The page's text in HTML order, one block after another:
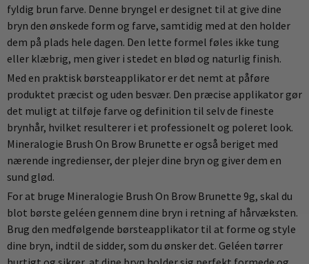
fyldig brun farve. Denne bryngel er designet til at give dine
bryn den ønskede form og farve, samtidig med at den holder
dem på plads hele dagen. Den lette formel føles ikke tung
eller klæbrig, men giver i stedet en blød og naturlig finish.
Med en praktisk børsteapplikator er det nemt at påføre
produktet præcist og uden besvær. Den præcise applikator gør
det muligt at tilføje farve og definition til selv de fineste
brynhår, hvilket resulterer i et professionelt og poleret look.
Mineralogie Brush On Brow Brunette er også beriget med
nærende ingredienser, der plejer dine bryn og giver dem en
sund glød.
For at bruge Mineralogie Brush On Brow Brunette 9g, skal du
blot børste geléen gennem dine bryn i retning af hårvæksten.
Brug den medfølgende børsteapplikator til at forme og style
dine bryn, indtil de sidder, som du ønsker det. Geléen tørrer